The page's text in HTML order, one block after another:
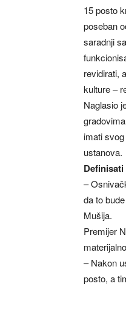
15 posto
poseban
saradnji
revidirati,
kulture –
Naglasio
imati
ustanova.
Definisati
–
da to
Mušija.
Premijer
– Nakon
posto, a